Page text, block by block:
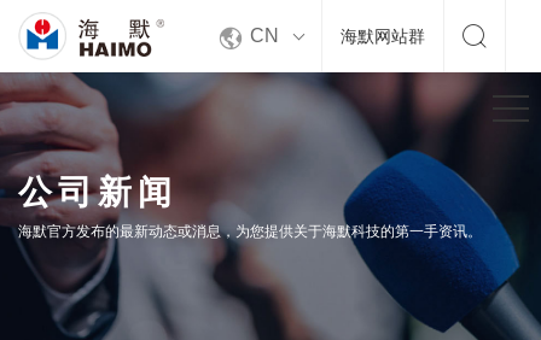
 CN 海默网站群 
公司新闻
海默官方发布的最新动态或消息，为您提供关于海默科技的第一手资讯。